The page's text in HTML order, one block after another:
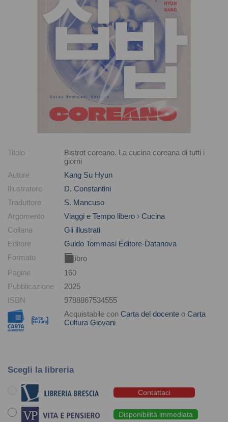
Titolo
Bistrot coreano. La cucina coreana di tutti i
giorni
Autore
Kang Su Hyun
Illustratore
D. Constantini
Traduttore
S. Mancuso
Argomento
Viaggi e Tempo libero
Cucina
Collana
Gli illustrati
Editore
Guido Tommasi Editore-Datanova
Formato
Libro
Pagine
160
Pubblicazione
2025
ISBN
9788867534555
Acquistabile con Carta del docente o Carta
Cultura Giovani
Scegli la libreria
Contattaci
Disponibilità immediata